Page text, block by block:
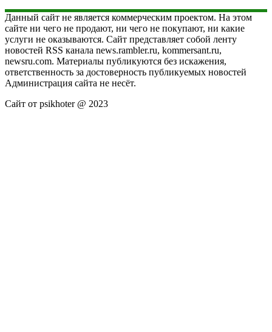
Данный сайт не является коммерческим проектом. На этом
сайте ни чего не продают, ни чего не покупают, ни какие
услуги не оказываются. Сайт представляет собой ленту
новостей RSS канала news.rambler.ru, kommersant.ru,
newsru.com. Материалы публикуются без искажения,
ответственность за достоверность публикуемых новостей
Администрация сайта не несёт.
Сайт от psikhoter @ 2023